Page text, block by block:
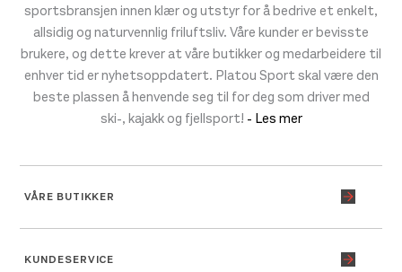
sportsbransjen innen klær og utstyr for å bedrive et enkelt,
allsidig og naturvennlig friluftsliv. Våre kunder er bevisste
brukere, og dette krever at våre butikker og medarbeidere til
enhver tid er nyhetsoppdatert. Platou Sport skal være den
beste plassen å henvende seg til for deg som driver med
ski-, kajakk og fjellsport! - Les mer
VÅRE BUTIKKER
KUNDESERVICE